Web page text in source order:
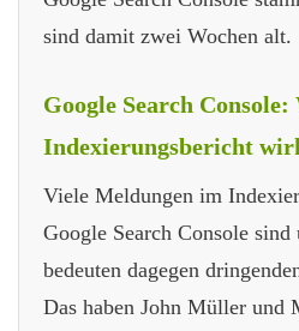
sind damit zwei Wochen alt.
Google Search
Indexierungsbericht
Viele Meldungen im
Google Search Console
bedeuten dagegen
Das haben John Müller und